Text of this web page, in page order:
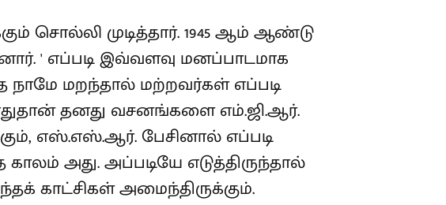
சொல்லி முடித்தார். 1945 ஆம் ஆண்டு
' எப்படி இவ்வளவு மனப்பாடமாக
நாமே மறந்தால் மற்றவர்கள் எப்படி
தனது வசனங்களை எம்.ஜி.ஆர்.
எஸ்.எஸ்.ஆர். பேசினால் எப்படி
அது. அப்படியே எடுத்திருந்தால்
காட்சிகள் அமைந்திருக்கும்.